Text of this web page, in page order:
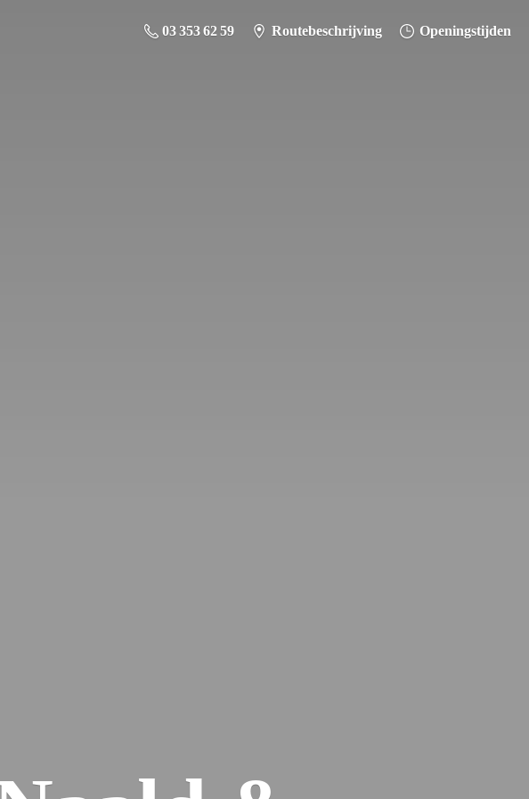
03 353 62 59 Routebeschrijving Openingstijden